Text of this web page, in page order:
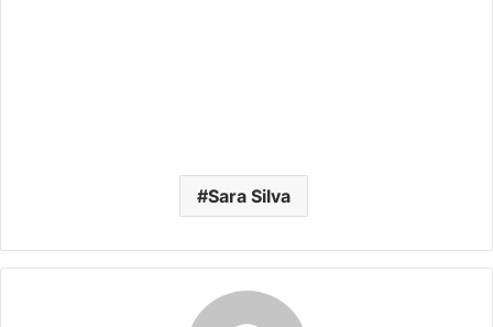
Sara Silva